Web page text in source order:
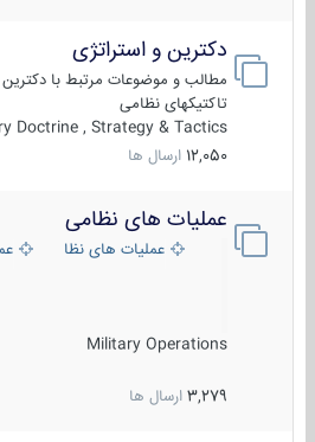
دکترین و استراتژی
مطالب و موضوعات مرتبط با دکترین ،
تاکتیکهای نظامی
Doctrine , Strategy & Tactics
12,050 ارسال ها
عملیات های نظامی
عملیات های نظامی ایران
Military Operations
3,279 ارسال ها